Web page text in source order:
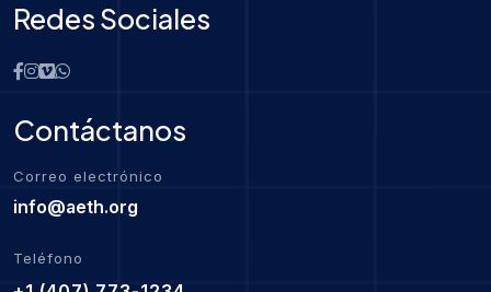
Redes Sociales
Contáctanos
Correo electrónico
info@aeth.org
Teléfono